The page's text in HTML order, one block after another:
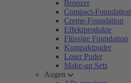
Bronzer
Compact-Foundation
Creme-Foundation
Effektprodukte
Flüssige Foundation
Kompaktpuder
Loser Puder
Make-up Sets
Augen